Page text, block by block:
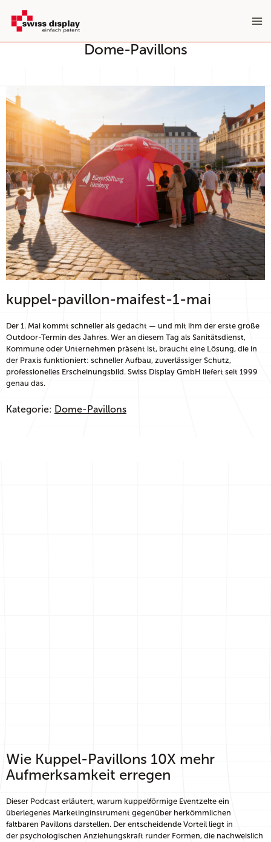
Inhalt
springen
Dome-Pavillons
kuppel-pavillon-maifest-1-mai
Der 1. Mai kommt schneller als gedacht — und mit ihm der erste große
Outdoor-Termin des Jahres. Wer an diesem Tag als Sanitätsdienst,
Kommune oder Unternehmen präsent ist, braucht eine Lösung, die in
der Praxis funktioniert: schneller Aufbau, zuverlässiger Schutz,
professionelles Erscheinungsbild. Swiss Display GmbH liefert seit 1999
genau das.
Kategorie: Dome-Pavillons
Wie Kuppel-Pavillons 10X mehr
Aufmerksamkeit erregen
Dieser Podcast erläutert, warum kuppelförmige Eventzelte ein
überlegenes Marketinginstrument gegenüber herkömmlichen
faltbaren Pavillons darstellen. Der entscheidende Vorteil liegt in
der psychologischen Anziehungskraft runder Formen, die nachweislich